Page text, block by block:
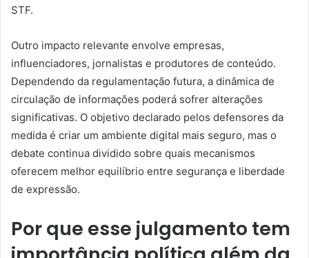
STF.
Outro impacto relevante envolve empresas,
influenciadores, jornalistas e produtores de conteúdo.
Dependendo da regulamentação futura, a dinâmica de
circulação de informações poderá sofrer alterações
significativas. O objetivo declarado pelos defensores da
medida é criar um ambiente digital mais seguro, mas o
debate continua dividido sobre quais mecanismos
oferecem melhor equilíbrio entre segurança e liberdade
de expressão.
Por que esse julgamento tem